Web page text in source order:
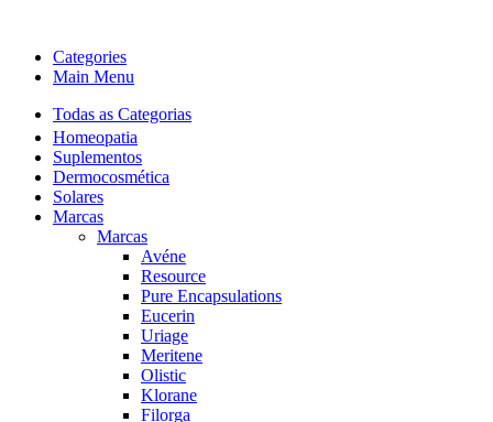
Categories
Main Menu
Todas as Categorias
Homeopatia
Suplementos
Dermocosmética
Solares
Marcas
Marcas
Avéne
Resource
Pure Encapsulations
Eucerin
Uriage
Meritene
Olistic
Klorane
Filorga